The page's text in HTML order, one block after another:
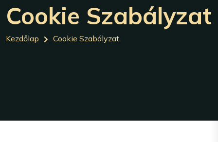
Cookie Szabályzat
Kezdőlap Cookie Szabályzat